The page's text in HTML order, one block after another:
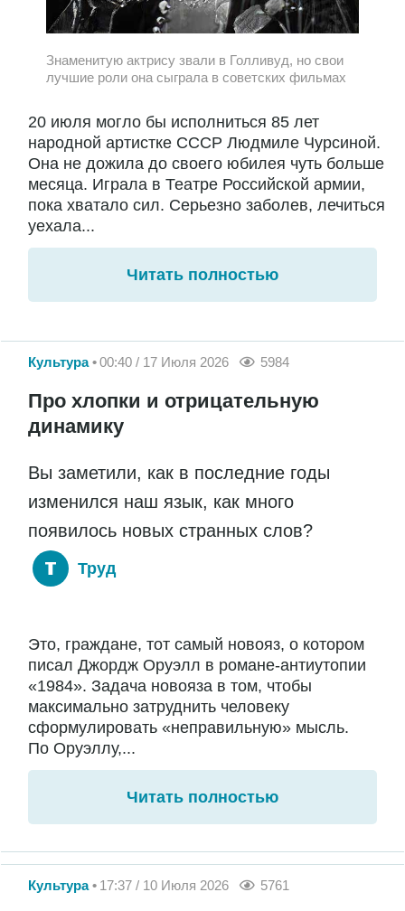
Знаменитую актрису звали в Голливуд, но свои
лучшие роли она сыграла в советских фильмах
20 июля могло бы исполниться 85 лет
народной артистке СССР Людмиле Чурсиной.
Она не дожила до своего юбилея чуть больше
месяца. Играла в Театре Российской армии,
пока хватало сил. Серьезно заболев, лечиться
уехала...
Читать полностью
Культура 00:40 / 17 Июля 2026 5984
Про хлопки и отрицательную
динамику
Вы заметили, как в последние годы
изменился наш язык, как много
появилось новых странных слов?
Труд
Это, граждане, тот самый новояз, о котором
писал Джордж Оруэлл в романе-антиутопии
«1984». Задача новояза в том, чтобы
максимально затруднить человеку
сформулировать «неправильную» мысль.
По Оруэллу,...
Читать полностью
Культура 17:37 / 10 Июля 2026 5761